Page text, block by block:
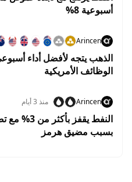
أسبوعية 8%
Arincen
الذهب يتجه لأفضل أداء
الوظائف الأمريكية
Arincen منذ 3 أيام
النفط
بسبب مضيق هرمز